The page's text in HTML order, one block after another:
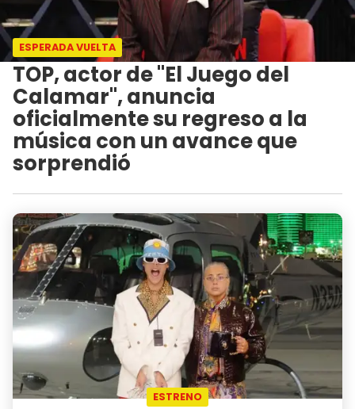
ESPERADA VUELTA
TOP, actor de "El Juego del
Calamar", anuncia
oficialmente su regreso a la
música con un avance que
sorprendió
ESTRENO